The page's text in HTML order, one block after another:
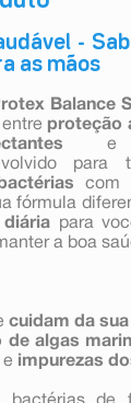
-
as mãos
Balance
entre proteção
com
fórmula
diáriapara
a boa
cuidam da
de algas
e impurezas